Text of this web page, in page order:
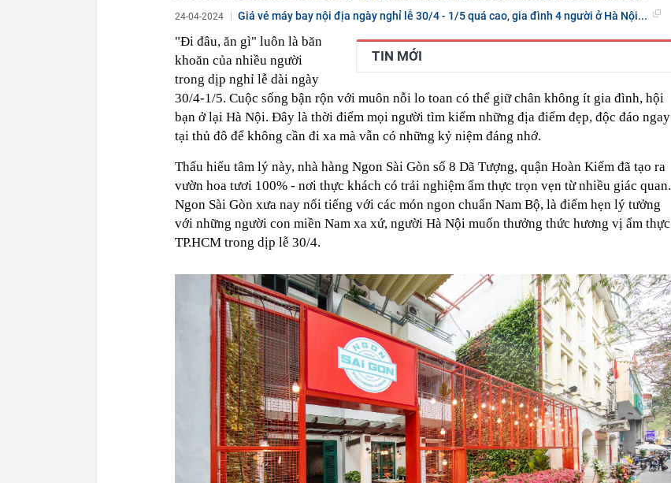
24-04-2024 Giá vé máy bay nội địa ngày nghỉ lễ 30/4 - 1/5 quá cao, gia đình 4 người ở Hà Nội...
TIN MỚI
"Đi đâu, ăn gì" luôn là băn
khoăn của nhiều người
trong dịp nghỉ lễ dài ngày
30/4-1/5. Cuộc sống bận rộn với muôn nỗi lo toan có thể giữ chân không ít gia đình, hội
bạn ở lại Hà Nội. Đây là thời điểm mọi người tìm kiếm những địa điểm đẹp, độc đáo ngay
tại thủ đô để không cần đi xa mà vẫn có những kỷ niệm đáng nhớ.
Thấu hiểu tâm lý này, nhà hàng Ngon Sài Gòn số 8 Dã Tượng, quận Hoàn Kiếm đã tạo ra
vườn hoa tươi 100% - nơi thực khách có trải nghiệm ẩm thực trọn vẹn từ nhiều giác quan.
Ngon Sài Gòn xưa nay nổi tiếng với các món ngon chuẩn Nam Bộ, là điểm hẹn lý tưởng
với những người con miền Nam xa xứ, người Hà Nội muốn thưởng thức hương vị ẩm thực
TP.HCM trong dịp lễ 30/4.